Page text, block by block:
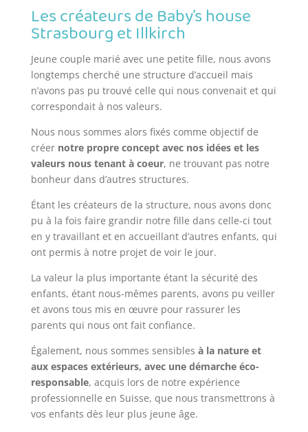
Les créateurs de Baby’s house
Strasbourg et Illkirch
Jeune couple marié avec une petite fille, nous avons
longtemps cherché une structure d’accueil mais
n’avons pas pu trouvé celle qui nous convenait et qui
correspondait à nos valeurs.
Nous nous sommes alors fixés comme objectif de
créer notre propre concept avec nos idées et les
valeurs nous tenant à coeur, ne trouvant pas notre
bonheur dans d’autres structures.
Étant les créateurs de la structure, nous avons donc
pu à la fois faire grandir notre fille dans celle-ci tout
en y travaillant et en accueillant d’autres enfants, qui
ont permis à notre projet de voir le jour.
La valeur la plus importante étant la sécurité des
enfants, étant nous-mêmes parents, avons pu veiller
et avons tous mis en œuvre pour rassurer les
parents qui nous ont fait confiance.
Également, nous sommes sensibles à la nature et
aux espaces extérieurs, avec une démarche éco-
responsable, acquis lors de notre expérience
professionnelle en Suisse, que nous transmettrons à
vos enfants dès leur plus jeune âge.